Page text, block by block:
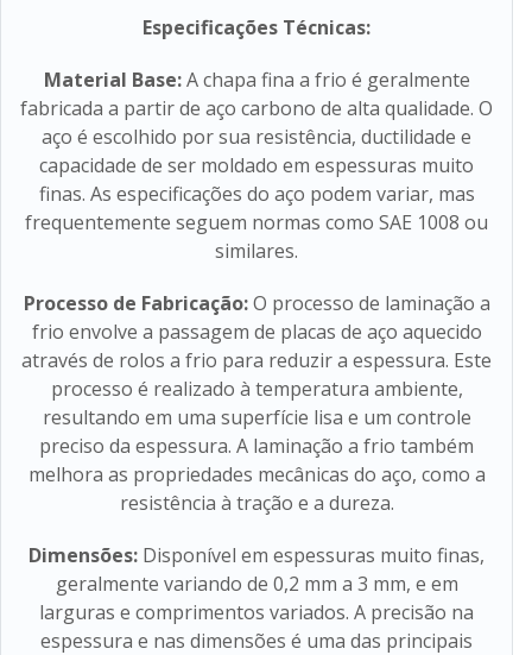
Especificações Técnicas:
Material Base:A chapa fina a frio é geralmente
fabricada a partir de aço carbono de alta qualidade. O
aço é escolhido por sua resistência, ductilidade e
capacidade de ser moldado em espessuras muito
finas. As especificações do aço podem variar, mas
frequentemente seguem normas como SAE 1008 ou
similares.
Processo de Fabricação:O processo de laminação a
frio envolve a passagem de placas de aço aquecido
através de rolos a frio para reduzir a espessura. Este
processo é realizado à temperatura ambiente,
resultando em uma superfície lisa e um controle
preciso da espessura. A laminação a frio também
melhora as propriedades mecânicas do aço, como a
resistência à tração e a dureza.
Dimensões: Disponível em espessuras muito finas,
geralmente variando de 0,2 mm a 3 mm, e em
larguras e comprimentos variados. A precisão na
espessura e nas dimensões é uma das principais